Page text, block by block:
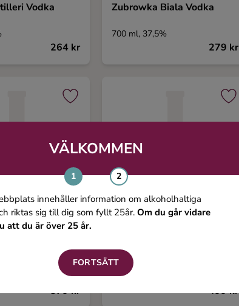
VÄLKOMMEN
innehåller information om alkoholhaltiga
riktas sig till dig som fyllt 25år.Om du går vidare
att du är över 25 år.
FORTSÄTT
Vodka
264 kr
Zubrowka Biala Vodka
700 ml, 37,5%
279 kr
379 kr
Pure Green Organic Vodka
700 ml, 40%
499 kr